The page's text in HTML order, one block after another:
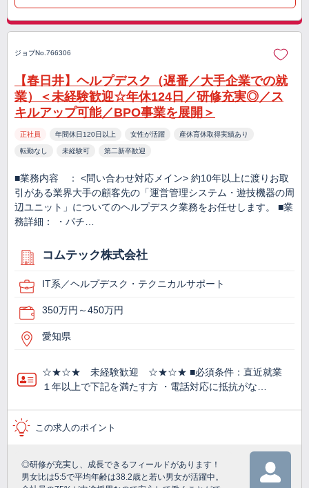
ジョブNo.766306
【春日井】ヘルプデスク（遅番／大手企業での就
業）＜未経験歓迎☆年休124日／研修充実◎／ス
キルアップ可能／BPO事業を展開＞
正社員 年間休日120日以上 女性が活躍 産休育休取得実績あり
転勤なし 未経験可 第二新卒歓迎
■業務内容 ： <問い合わせ対応メイン> 約10年以上に渡りお取
引がある業界大手の顧客先の「運営管理システム・遊技機器の周
辺ユニット」についてのヘルプデスク業務をお任せします。 ■業
務詳細： ・パチ…
コムテック株式会社
IT系／ヘルプデスク・テクニカルサポート
350万円～450万円
愛知県
☆★☆★ 未経験歓迎 ☆★☆★ ■必須条件：直近就業
１年以上で下記を満たす方 ・電話対応に抵抗がな…
この求人のポイント
◎研修が充実し、成長できるフィールドがあります！
男女比は5:5で平均年齢は38.2歳と若い男女が活躍中。